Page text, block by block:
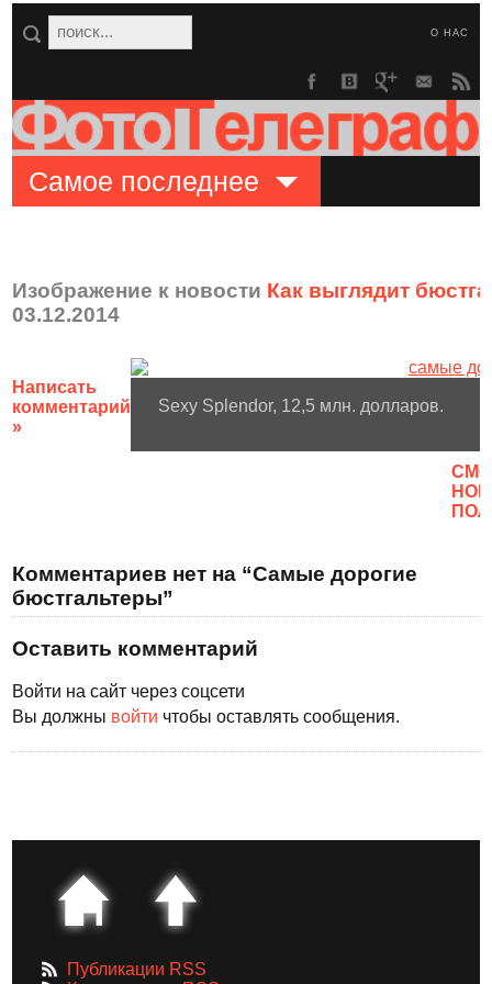
О НАС
Самое последнее
Изображение к новости Как выглядит
03.12.2014
Написать
комментарий
»
Sexy Splendor, 12,5 млн. долларов.
Комментариев нет на “Самые дорогие
бюстгальтеры”
Оставить комментарий
Войти на сайт через соцсети
Вы должны войти чтобы оставлять сообщения.
Публикации RSS